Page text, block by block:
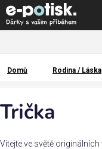
Přejít
na
obsah
pro
Domů
Domů Rodina / Láska
Trička
Vítejte ve světě